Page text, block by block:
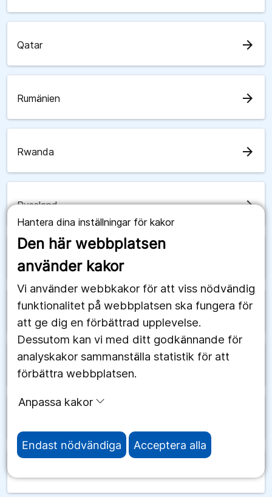
Hantera dina inställningar för kakor
Den här webbplatsen
använder kakor
Vi använder webbkakor för att viss nödvändig
funktionalitet på webbplatsen ska fungera för
att ge dig en förbättrad upplevelse.
Dessutom kan vi med ditt godkännande för
analyskakor sammanställa statistik för att
förbättra webbplatsen.
Anpassa kakor
Endast nödvändiga Acceptera alla
Qatar arrow_forward
Rumänien arrow_forward
Rwanda arrow_forward
Ryssland arrow_forward
Salomonöarna
Samoa arrow_forward
San Marino